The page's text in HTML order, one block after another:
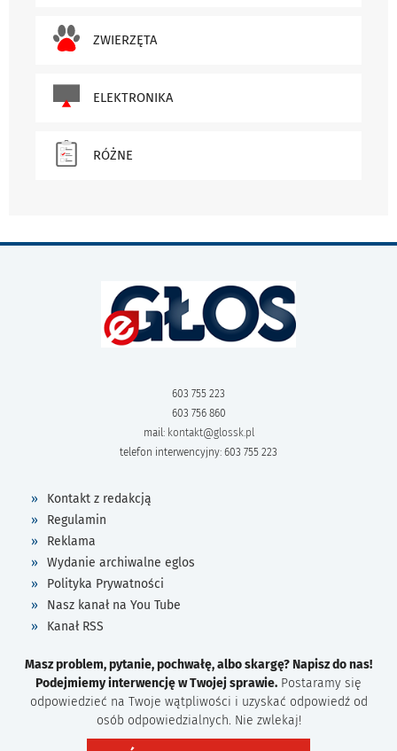
ZWIERZĘTA
ELEKTRONIKA
RÓŻNE
603 755 223
603 756 860
mail: kontakt@glossk.pl
telefon interwencyjny: 603 755 223
Kontakt z redakcją
Regulamin
Reklama
Wydanie archiwalne eglos
Polityka Prywatności
Nasz kanał na You Tube
Kanał RSS
Masz problem, pytanie, pochwałę, albo skargę? Napisz do nas!
Podejmiemy interwencję w Twojej sprawie. Postaramy się
odpowiedzieć na Twoje wątpliwości i uzyskać odpowiedź od
osób odpowiedzialnych. Nie zwlekaj!